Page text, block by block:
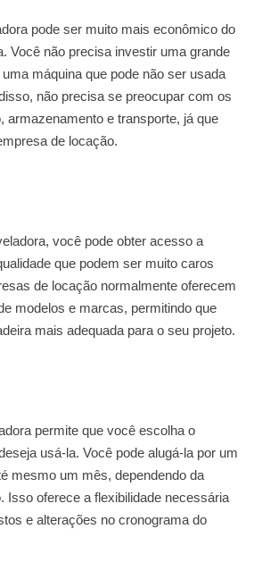
pode ser muito mais econômico do
Você não precisa investir uma grande
máquina que pode não ser usada
não precisa se preocupar com os
armazenamento e transporte, já que
de locação.
você pode obter acesso a
que podem ser muito caros
de locação normalmente oferecem
modelos e marcas, permitindo que
mais adequada para o seu projeto.
permite que você escolha o
usá-la. Você pode alugá-la por um
mesmo um mês, dependendo da
Isso oferece a flexibilidade necessária
e alterações no cronograma do